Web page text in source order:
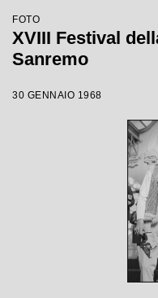
FOTO
XVIII Festival
Sanremo
30 GENNAIO 1968